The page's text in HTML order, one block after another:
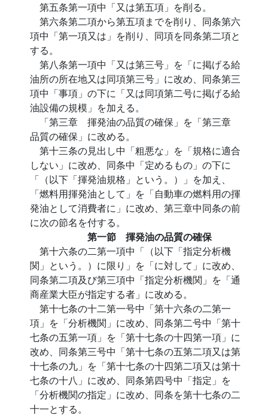
第五条第一項中「又は第五項」を削る。
第六条第二項から第五項までを削り、同条第六
項中「第一項又は」を削り、同項を同条第二項と
する。
第八条第一項中「又は第三号」を「に掲げる給
油所の所在地又は同項第三号」に改め、同条第三
項中「事項」の下に「又は同項第二号に掲げる給
油設備の規模」を加える。
「第三章 揮発油の品質の確保」を「第三章
品質の確保」に改める。
第十三条の見出し中「粗悪な」を「規格に適合
しない」に改め、同条中「定めるもの」の下に
「（以下「揮発油規格」という。）」を加え、
「燃料用揮発油として」を「自動車の燃料用の揮
発油として消費者に」に改め、第三章中同条の前
に次の節名を付する。
第一節 揮発油の品質の確保
第十六条の二第一項中「（以下「指定分析機
関」という。）に限り」を「に対して」に改め、
同条第二項及び第三項中「指定分析機関」を「通
商産業大臣が指定する者」に改める。
第十七条の十二第一号中「第十六条の二第一
項」を「分析機関」に改め、同条第二号中「第十
七条の五第一項」を「第十七条の十四第一項」に
改め、同条第三号中「第十七条の五第二項又は第
十七条の九」を「第十七条の十四第二項又は第十
七条の十八」に改め、同条第四号中「指定」を
「分析機関の指定」に改め、同条を第十七条の二
十一とする。